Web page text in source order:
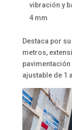
vibración y
4 mm
Destaca por
metros,
ajustable de 1